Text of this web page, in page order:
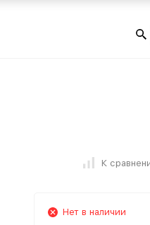
К
Нет в наличии